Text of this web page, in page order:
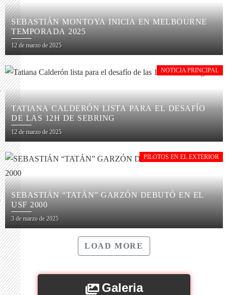
SEBASTIÁN MONTOYA INICIA EN MELBOURNE
TEMPORADA 2025
12 de marzo de 2025
NOTICIA PRINCIPAL
TATIANA CALDERÓN LISTA PARA EL DESAFÍO
DE LAS 12H DE SEBRING
12 de marzo de 2025
PILOTOS EN EL EXTERIOR
SEBASTIÁN “TATÁN” GARZÓN DEBUTÓ EN EL
USF 2000
3 de marzo de 2025
LOAD MORE
Galeria